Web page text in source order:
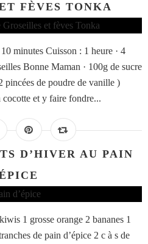
FÈVES TONKA
minutes Cuisson : 1 heure · 4
Bonne Maman · 100g de sucre
pincées de poudre de vanille )
et y faire fondre...
D’HIVER AU PAIN
1 grosse orange 2 bananes 1
de pain d’épice 2 c à s de